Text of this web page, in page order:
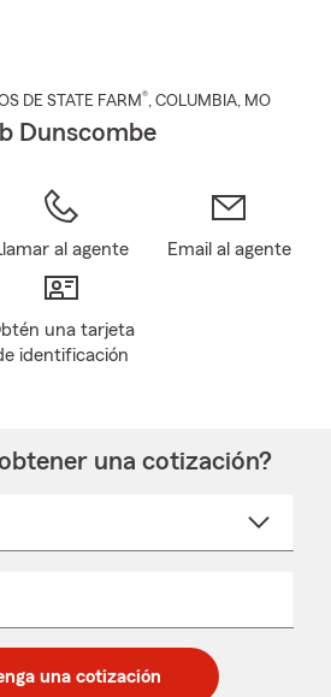
DE STATE FARM®, COLUMBIA, MO
Dunscombe
al agente Email al agente
una tarjeta
identificación
una cotización?
una cotización